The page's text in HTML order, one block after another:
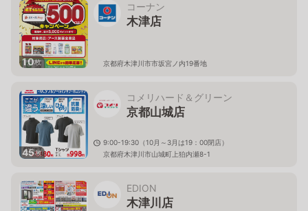
10枚
コーナン
木津店
京都府木津川市市坂宮ノ内19番地
45枚
コメリハード＆グリーン
京都山城店
9:00-19:30（10月～3月は19：00閉店）
京都府木津川市山城町上狛内瀬8-1
EDION
木津川店